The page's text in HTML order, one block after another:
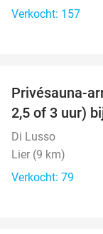
Verkocht: 157
Privésauna-
2,5 of 3 uur)
Di Lusso
Lier (9 km)
Verkocht: 79